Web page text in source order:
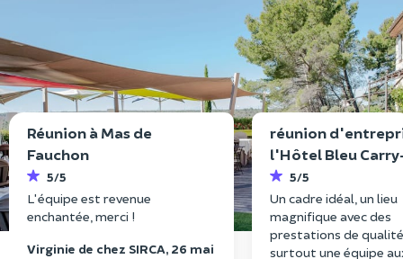
Réunion à Mas de
Fauchon
5/5
L'équipe est revenue
enchantée, merci !
Virginie de chez SIRCA, 26 mai
réunion
l'Hôtel Bleu
Rouet
5/5
Un cadre idéal, un lieu
magnifique avec des
prestations de
surtout une équipe